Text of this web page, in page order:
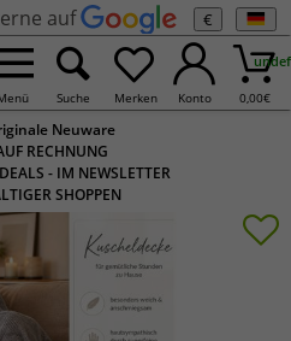
auf €
Suche Merken Konto 0,00€
Neuware
RECHNUNG
- IM NEWSLETTER
SHOPPEN